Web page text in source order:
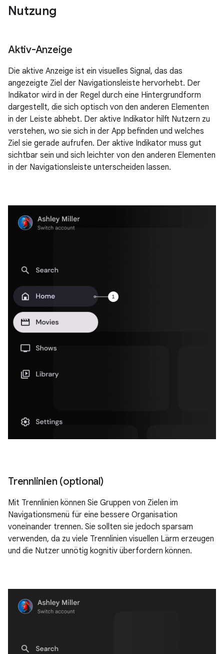
Nutzung
Aktiv-Anzeige
Die aktive Anzeige ist ein visuelles Signal, das das
angezeigte Ziel der Navigationsleiste hervorhebt. Der
Indikator wird in der Regel durch eine Hintergrundform
dargestellt, die sich optisch von den anderen Elementen
in der Leiste abhebt. Der aktive Indikator hilft Nutzern zu
verstehen, wo sie sich in der App befinden und welches
Ziel sie gerade aufrufen. Der aktive Indikator muss gut
sichtbar sein und sich leichter von den anderen Elementen
in der Navigationsleiste unterscheiden lassen.
Trennlinien (optional)
Mit Trennlinien können Sie Gruppen von Zielen im
Navigationsmenü für eine bessere Organisation
voneinander trennen. Sie sollten sie jedoch sparsam
verwenden, da zu viele Trennlinien visuellen Lärm erzeugen
und die Nutzer unnötig kognitiv überfordern können.